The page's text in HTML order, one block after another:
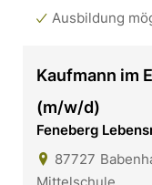
Ausbildung
Kaufmann im
(m/w/d)
Feneberg
87727